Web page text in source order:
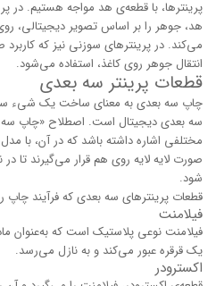
پرینترها، با قطعه‌ی هد مواجه هستیم. در
هد، جوهر را بر اساس تصویر دیجیتالی،
می‌کند. در پرینترهای سوزنی نیز که
انتقال جوهر روی کاغذ، استفاده می‌شود.
قطعات پرینتر سه بعدی
سه بعدی دیجیتال است. اصطلاح «چاپ سه
مختلفی اشاره داشته باشد که در آن، با
صورت لایه لایه روی هم قرار می‌گیرند تا
شود.
قطعات پرینترهای سه بعدی که فرآیند چاپ
فیلامنت
فیلامنت نوعی پلاستیک است که به‌عنوان
یک قرقره عبور می‌کند و به نازل می‌رسد.
اکسترودر